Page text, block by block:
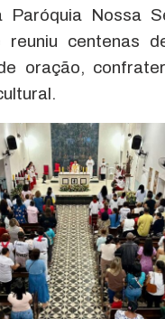
Paróquia Nossa
reuniu centenas
oração,